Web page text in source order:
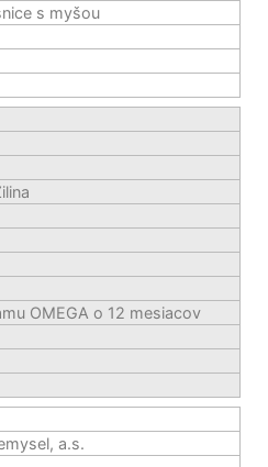
s myšou
OMEGA o 12 mesiacov
a.s.